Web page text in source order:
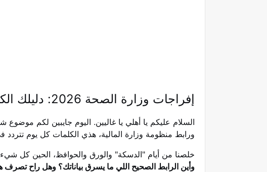
إفراجات وزارة الصحة 2026: دليلك الكامل بالخطوات والصور لمعرفة مرتبك ومستحقاتك
السلام عليكم يا أهلي يا غاليين. اليوم جايبين لكم
ورابط منظومة وزارة المالية، هذي الكلمات كل يوم
خلصنا من أيام "الدسكة" والورق والحوافظ، الحين كل
وأين الرابط الصحيح اللي ما يسرق بياناتك؟ وهل راح تصرف